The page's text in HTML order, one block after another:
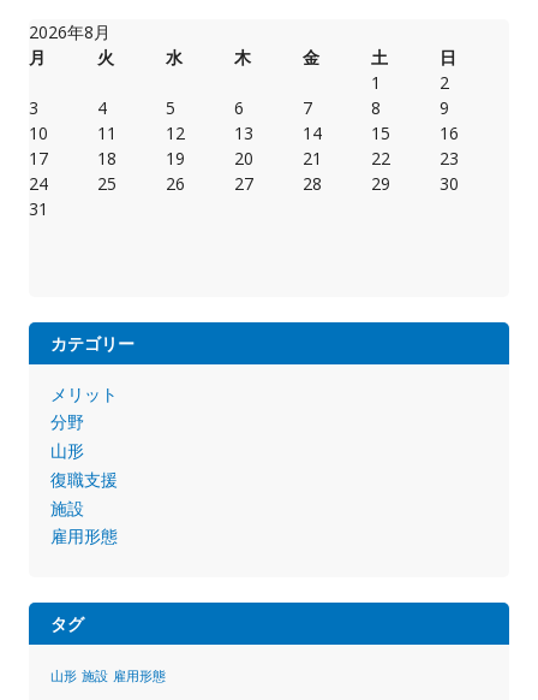
2026年8月
月
火 水 木 金 土
日
1
2
3
4 5 6 7 8
9
10
11 12 13 14 15
16
17
18 19 20 21 22
23
24
25 26 27 28 29
30
31
カテゴリー
メリット
分野
山形
復職支援
施設
雇用形態
タグ
山形 施設 雇用形態